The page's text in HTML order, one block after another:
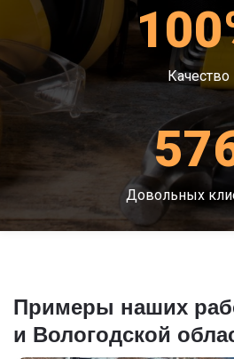
Качество
Довольных
Примеры наших
и Вологодской